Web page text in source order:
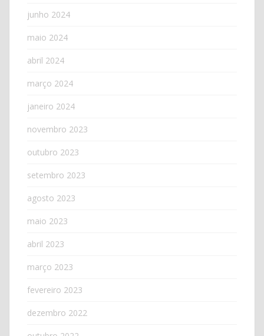
junho 2024
maio 2024
abril 2024
março 2024
janeiro 2024
novembro 2023
outubro 2023
setembro 2023
agosto 2023
maio 2023
abril 2023
março 2023
fevereiro 2023
dezembro 2022